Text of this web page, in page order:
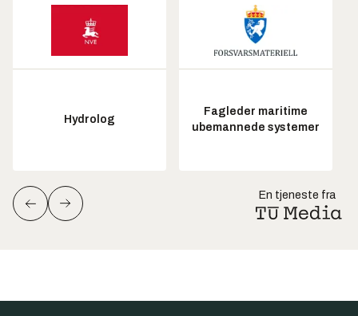
Hydrolog
Fagleder maritime
ubemannede systemer
En tjeneste fra